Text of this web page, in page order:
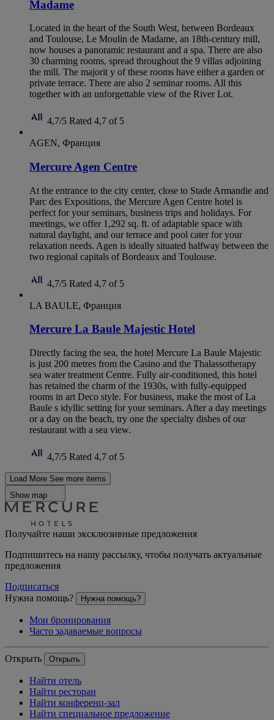
Madame
Located in the heart of the South West, between Bordeaux
and Toulouse, Le Moulin de Madame, an 18th-century mill,
now houses a panoramic restaurant and a spa. There are also
30 charming rooms, spread throughout the 9 villas adjoining
the mill. The majorit y of these rooms have either a garden or
private terrace. There are also 2 seminar rooms. All this
together with an unforgettable view of the River Lot.
4,7/5 Rated 4,7 of 5
AGEN, Франция
Mercure Agen Centre
At the entrance to the city center, close to Stade Armandie and
Parc des Expositions, the Mercure Agen Centre hotel is
perfect for your seminars, business trips and holidays. For
meetings, we offer 1,292 sq. ft. of adaptable space with
natural daylight, and our terrace and pool cater for your
relaxation needs. Agen is ideally situated halfway between the
two regional capitals of Bordeaux and Toulouse.
4,7/5 Rated 4,7 of 5
LA BAULE, Франция
Mercure La Baule Majestic Hotel
Directly facing the sea, the hotel Mercure La Baule Majestic
is just 200 metres from the Casino and the Thalassotherapy
sea water treatment Centre. Fully air-conditioned, this hotel
has retained the charm of the 1930s, with fully-equipped
rooms in art Deco style. For business, make the most of La
Baule s idyllic setting for your seminars. After a day meetings
or a day on the beach, try one the specialty dishes of our
restaurant with a sea view.
4,7/5 Rated 4,7 of 5
Load More See more items
Show map
Получайте наши эксклюзивные предложения
Подпишитесь на нашу рассылку, чтобы получать актуальные
предложения
Подписаться
Нужна помощь?
Нужна помощь?
Мои бронирования
Часто задаваемые вопросы
Открыть Открыть
Найти отель
Найти ресторан
Найти конференц-зал
Найти специальное предложение